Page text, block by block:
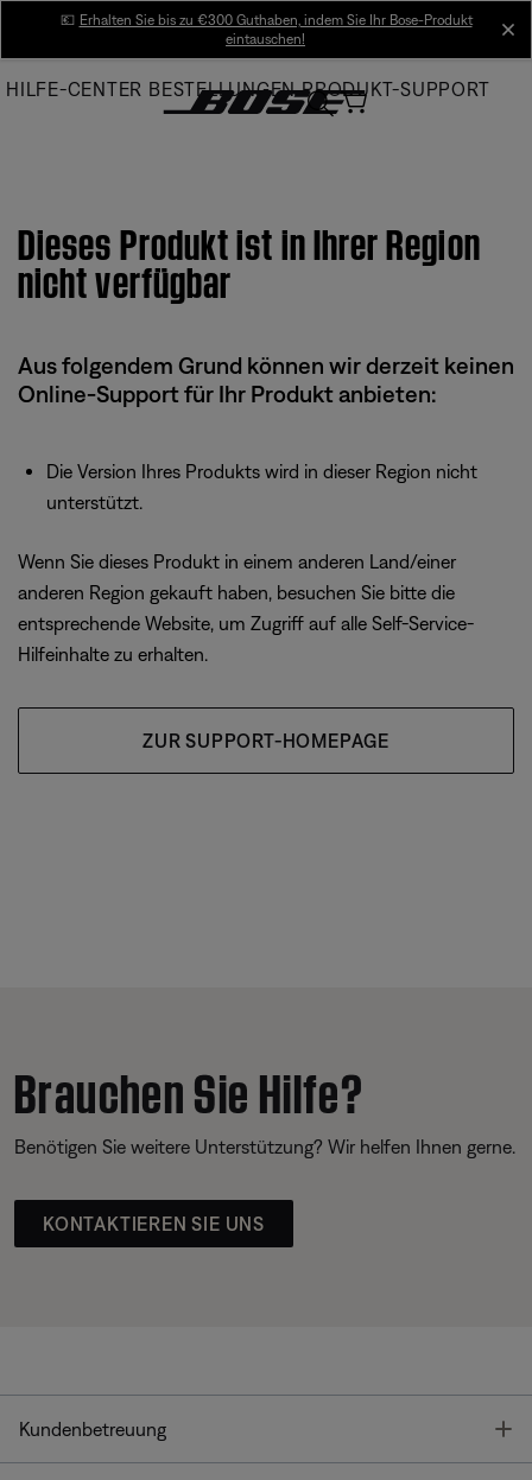
Main
💶 Erhalten Sie bis zu €300 Guthaben, indem Sie Ihr Bose-Produkt
eintauschen!
HILFE-CENTER BESTELLUNGEN PRODUKT-SUPPORT
Dieses Produkt ist in Ihrer Region
nicht verfügbar
Aus folgendem Grund können wir derzeit keinen
Online-Support für Ihr Produkt anbieten:
Die Version Ihres Produkts wird in dieser Region nicht
unterstützt.
Wenn Sie dieses Produkt in einem anderen Land/einer
anderen Region gekauft haben, besuchen Sie bitte die
entsprechende Website, um Zugriff auf alle Self-Service-
Hilfeinhalte zu erhalten.
ZUR SUPPORT-HOMEPAGE
Brauchen Sie Hilfe?
Benötigen Sie weitere Unterstützung? Wir helfen Ihnen gerne.
KONTAKTIEREN SIE UNS
Kundenbetreuung